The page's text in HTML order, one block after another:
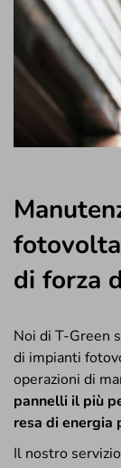
di forza
Noi di T-Green
di impianti
operazioni di
pannelli il più
resa di energia
Il nostro